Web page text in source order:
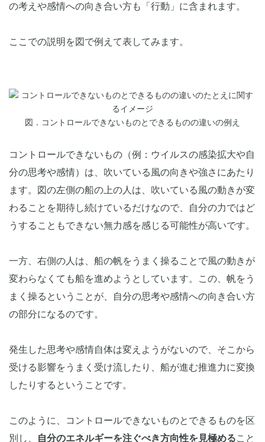
の考えや感情への向き合い方も「行動」に含まれます。
ここでの説明を図で例えて表してみます。
図．コントロールできないものとできるものの違いの例え
コントロールできないもの（例：ウイルスの感染拡大や自
分の思考や感情）は、吹いている風の向きや強さにあたり
ます。図の左側の船の上の人は、吹いている風の動きが変
わることを期待し続けているだけなので、自分の力ではど
うすることもできない無力感を感じる可能性が高いです。
一方、右側の人は、船の帆をうまく操ることで風の動きが
変わらなくても船を進めようとしています。この、帆をう
まく操るということが、自分の思考や感情への向き合い方
の部分になるのです。
発生した思考や感情自体は変えようがないので、そこから
受ける影響をうまく受け流したり、船が進む推進力に変換
したりするということです。
このように、コントロールできないものとできるものを区
別し、
自分のエネルギーを注ぐべき方向性を見極めること